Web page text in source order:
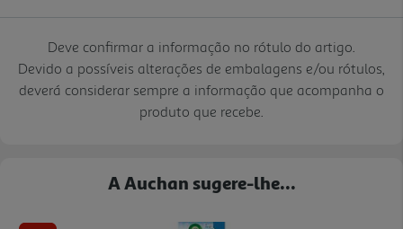
Deve confirmar a informação no rótulo do artigo.
Devido a possíveis alterações de embalagens e/ou rótulos,
deverá considerar sempre a informação que acompanha o
produto que recebe.
A Auchan sugere-lhe...